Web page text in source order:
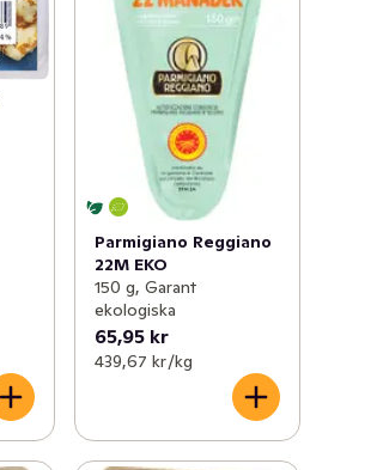
Parmigiano Reggiano
22M EKO
150 g, Garant
ekologiska
65,95 kr
439,67 kr /kg